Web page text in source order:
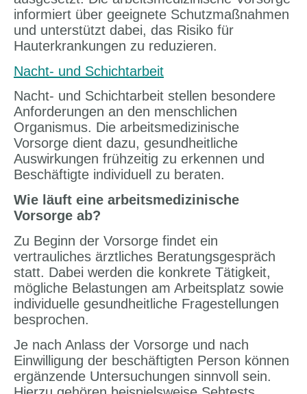
informiert über geeignete Schutzmaßnahmen
und unterstützt dabei, das Risiko für
Hauterkrankungen zu reduzieren.
Nacht- und Schichtarbeit
Nacht- und Schichtarbeit stellen besondere
Anforderungen an den menschlichen
Organismus. Die arbeitsmedizinische
Vorsorge dient dazu, gesundheitliche
Auswirkungen frühzeitig zu erkennen und
Beschäftigte individuell zu beraten.
Wie läuft eine arbeitsmedizinische
Vorsorge ab?
Zu Beginn der Vorsorge findet ein
vertrauliches ärztliches Beratungsgespräch
statt. Dabei werden die konkrete Tätigkeit,
mögliche Belastungen am Arbeitsplatz sowie
individuelle gesundheitliche Fragestellungen
besprochen.
Je nach Anlass der Vorsorge und nach
Einwilligung der beschäftigten Person können
ergänzende Untersuchungen sinnvoll sein.